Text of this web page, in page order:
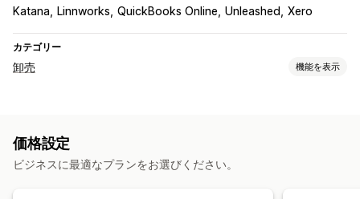
Katana
Linnworks QuickBooks Online Unleashed Xero
カテゴリー
卸売 機能を表示
ボリュームディスカウント
予約注文
諸条件 決済方法 複数通貨 登録フォーム
価格設定
ビジネスに最適なプランをお選びください。